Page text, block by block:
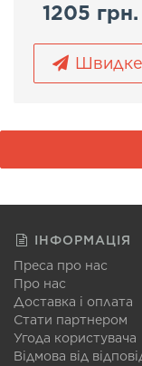
1205 грн.
ІНФОРМАЦІЯ
Преса про нас
Про нас
Доставка і оплата
Стати партнером
Угода користувача
Відмова від